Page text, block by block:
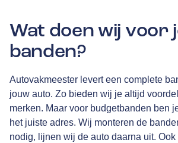
Wat doen wij voor
banden?
Autovakmeester levert een complete
jouw auto. Zo bieden wij je altijd
merken. Maar voor budgetbanden ben
het juiste adres. Wij monteren de
nodig, lijnen wij de auto daarna uit.